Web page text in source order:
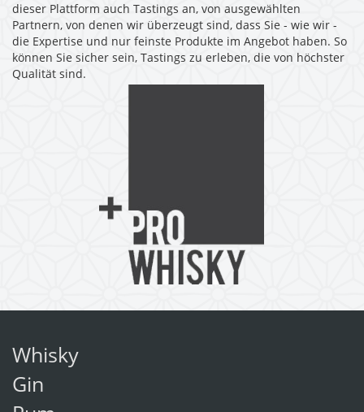
dieser Plattform auch Tastings an, von ausgewählten
Partnern, von denen wir überzeugt sind, dass Sie - wie wir -
die Expertise und nur feinste Produkte im Angebot haben. So
können Sie sicher sein, Tastings zu erleben, die von höchster
Qualität sind.
Whisky
Gin